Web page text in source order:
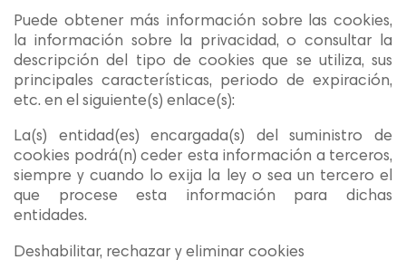
Puede obtener más información sobre las cookies,
la información sobre la privacidad, o consultar la
descripción del tipo de cookies que se utiliza, sus
principales características, periodo de expiración,
etc. en el siguiente(s) enlace(s):
La(s) entidad(es) encargada(s) del suministro de
cookies podrá(n) ceder esta información a terceros,
siempre y cuando lo exija la ley o sea un tercero el
que procese esta información para dichas
entidades.
Deshabilitar, rechazar y eliminar cookies